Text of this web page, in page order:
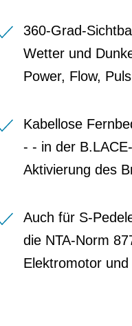
360-Grad-
Wetter und
Power, Flow,
Kabellose
- - in der
Aktivierung des
Auch für S-
die NTA-Norm
Elektromotor